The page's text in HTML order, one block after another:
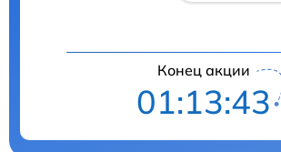
Конец акции
01:13:42